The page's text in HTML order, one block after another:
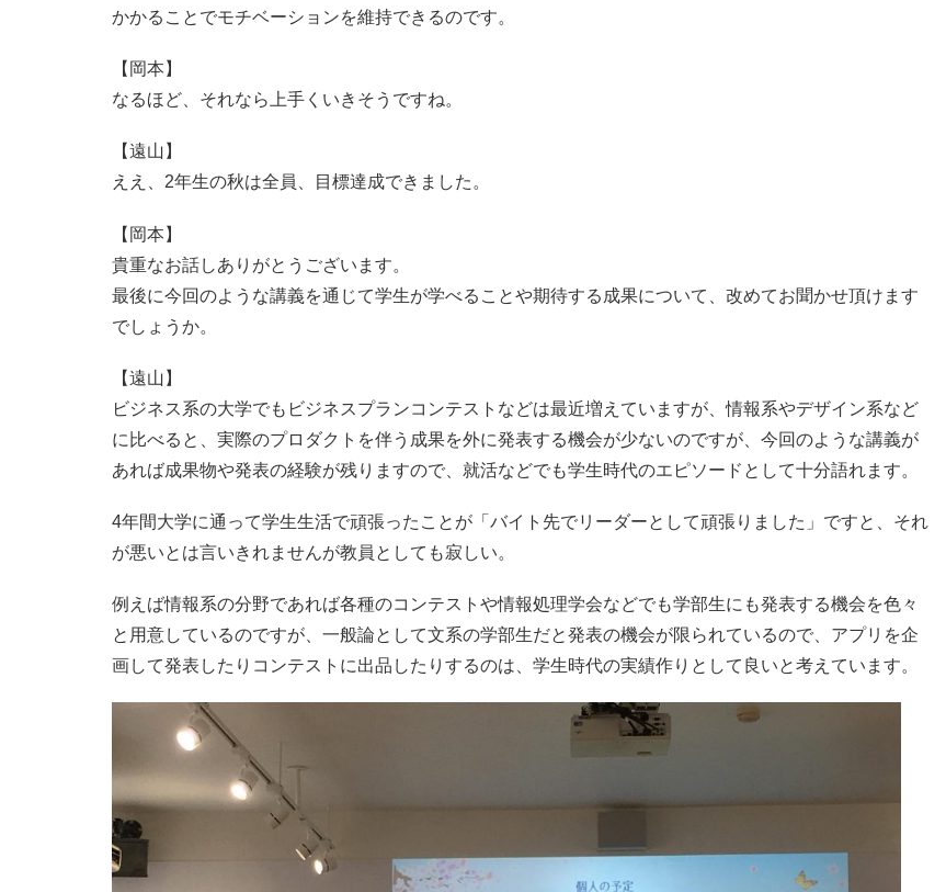
かかることでモチベーションを維持できるのです。
【岡本】
なるほど、それなら上手くいきそうですね。
【遠山】
ええ、2年生の秋は全員、目標達成できました。
【岡本】
貴重なお話しありがとうございます。
最後に今回のような講義を通じて学生が学べることや期待する成果について、改めてお聞かせ頂けます
でしょうか。
【遠山】
ビジネス系の大学でもビジネスプランコンテストなどは最近増えていますが、情報系やデザイン系など
に比べると、実際のプロダクトを伴う成果を外に発表する機会が少ないのですが、今回のような講義が
あれば成果物や発表の経験が残りますので、就活などでも学生時代のエピソードとして十分語れます。
4年間大学に通って学生生活で頑張ったことが「バイト先でリーダーとして頑張りました」ですと、それ
が悪いとは言いきれませんが教員としても寂しい。
例えば情報系の分野であれば各種のコンテストや情報処理学会などでも学部生にも発表する機会を色々
と用意しているのですが、一般論として文系の学部生だと発表の機会が限られているので、アプリを企
画して発表したりコンテストに出品したりするのは、学生時代の実績作りとして良いと考えています。